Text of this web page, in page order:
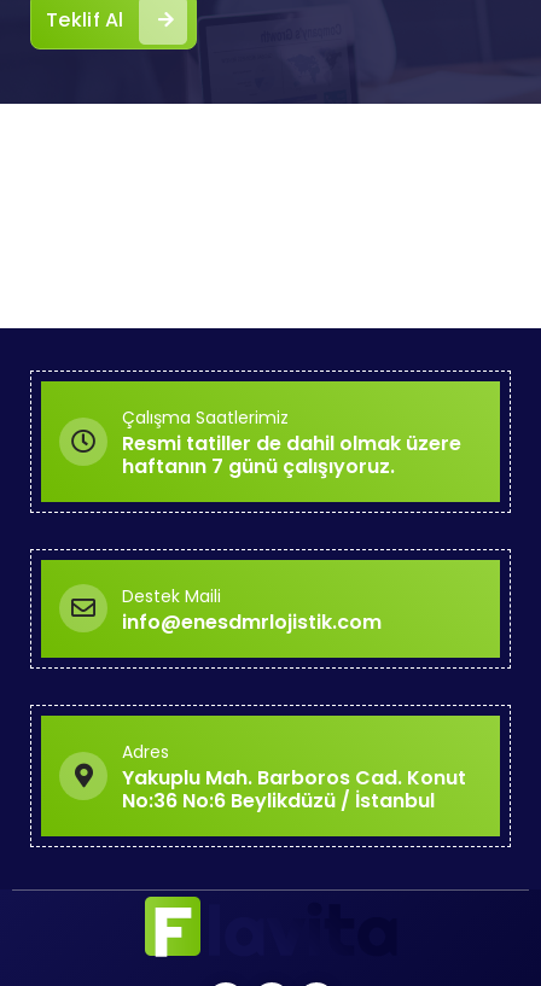
Teklif Al
Çalışma Saatlerimiz
Resmi tatiller de dahil olmak üzere
haftanın 7 günü çalışıyoruz.
Destek Maili
info@enesdmrlojistik.com
Adres
Yakuplu Mah. Barboros Cad. Konut
No:36 No:6 Beylikdüzü / İstanbul